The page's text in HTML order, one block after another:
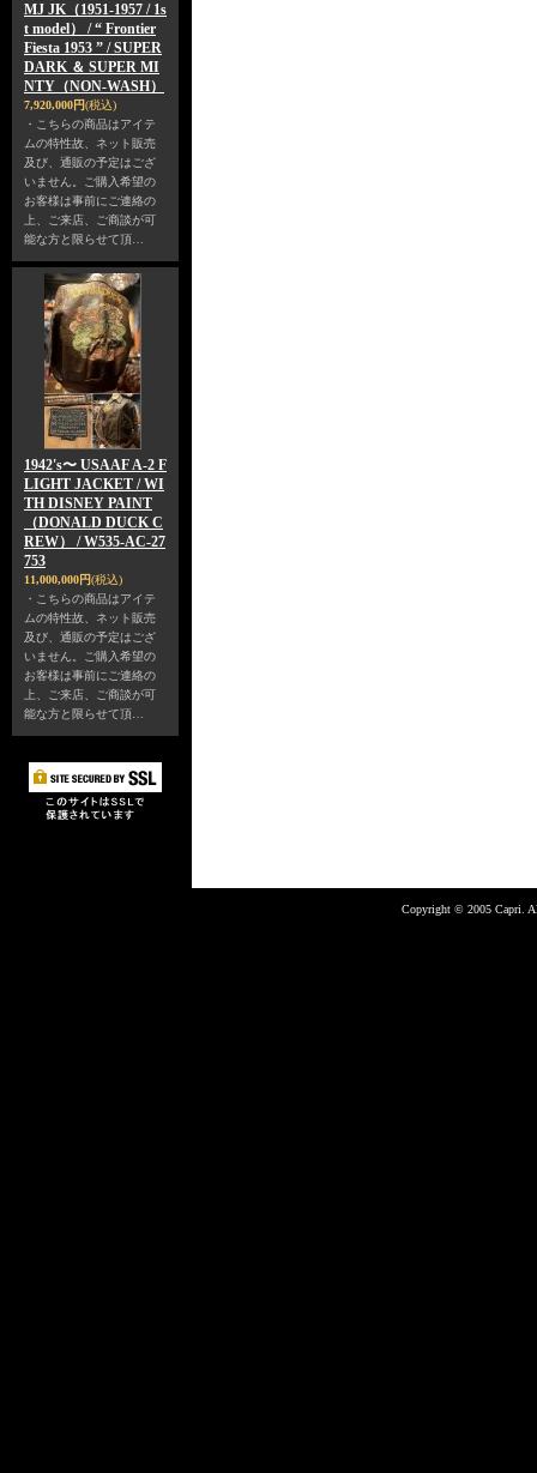
MJ JK（1951-1957 / 1s
t model） / “ Frontier
Fiesta 1953 ” / SUPER
DARK ＆ SUPER MI
NTY（NON-WASH）
7,920,000円(税込)
・こちらの商品はアイテ
ムの特性故、ネット販売
及び、通販の予定はござ
いません。ご購入希望の
お客様は事前にご連絡の
上、ご来店、ご商談が可
能な方と限らせて頂…
1942's〜 USAAF A-2 F
LIGHT JACKET / WI
TH DISNEY PAINT
（DONALD DUCK C
REW） / W535-AC-27
753
11,000,000円(税込)
・こちらの商品はアイテ
ムの特性故、ネット販売
及び、通販の予定はござ
いません。ご購入希望の
お客様は事前にご連絡の
上、ご来店、ご商談が可
能な方と限らせて頂…
Copyright © 2005 Capri.